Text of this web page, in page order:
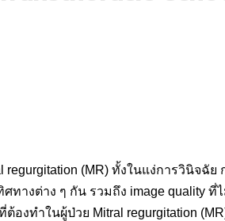
(MR) ทั้งในแง่การวินิ
ทางต่าง ๆ กัน รวมถึง image quality
องทำในผู้ป่วย Mitral regurgitation